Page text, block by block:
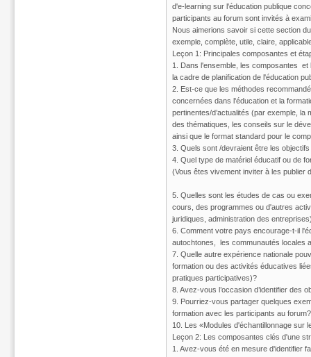
d'e-learning sur l'éducation publique
participants au forum sont invités à
Nous aimerions savoir si cette section
exemple, complète, utile, claire,
Leçon 1: Principales composantes et
1. Dans l'ensemble, les composantes
la cadre de planification de l'éducation
2. Est-ce que les méthodes
concernées dans l'éducation et la
pertinentes/d’actualités (par exemple,
des thématiques, les conseils sur le
ainsi que le format standard pour le
3. Quels sont /devraient être les
4. Quel type de matériel éducatif ou de
(Vous êtes vivement inviter à les
5. Quelles sont les études de cas ou
cours, des programmes ou d'autres
juridiques, administration des
6. Comment votre pays encourage-t-il
autochtones, les communautés locales
7. Quelle autre expérience nationale
formation ou des activités éducatives
pratiques participatives)?
8. Avez-vous l’occasion d’identifier des
9. Pourriez-vous partager quelques
formation avec les participants au forum?
10. Les «Modules d'échantillonnage sur
Leçon 2: Les composantes clés d'une
1. Avez-vous été en mesure d'identifier